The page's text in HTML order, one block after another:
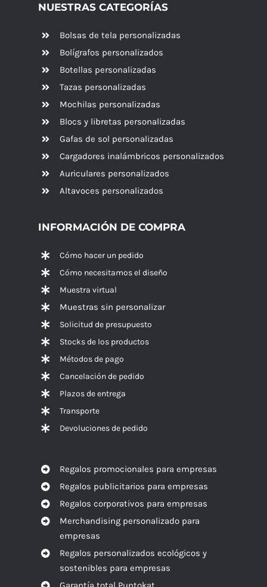
NUESTRAS CATEGORÍAS
Bolsas de tela personalizadas
Bolígrafos personalizados
Botellas personalizadas
Tazas personalizadas
Mochilas personalizadas
Blocs y libretas personalizadas
Gafas de sol personalizadas
Cargadores inalámbricos personalizados
Auriculares personalizados
Altavoces personalizados
INFORMACIÓN DE COMPRA
Cómo hacer un pedido
Cómo necesitamos el diseño
Muestra virtual
Muestras sin personalizar
Solicitud de presupuesto
Stocks de los productos
Métodos de pago
Cancelación de pedido
Plazos de entrega
Transporte
Devoluciones de pedido
Regalos promocionales para empresas
Regalos publicitarios para empresas
Regalos corporativos para empresas
Merchandising personalizado para
empresas
Regalos personalizados ecológicos y
sostenibles para empresas